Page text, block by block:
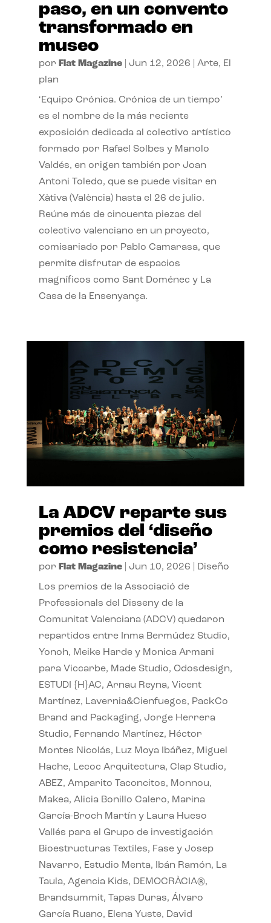
paso, en un convento
transformado en
museo
por Flat Magazine| Jun 12, 2026 Arte, El
plan
‘Equipo Crónica. Crónica de un tiempo’
es el nombre de la más reciente
exposición dedicada al colectivo artístico
formado por Rafael Solbes y Manolo
Valdés, en origen también por Joan
Antoni Toledo, que se puede visitar en
Xàtiva (València) hasta el 26 de julio.
Reúne más de cincuenta piezas del
colectivo valenciano en un proyecto,
comisariado por Pablo Camarasa, que
permite disfrutar de espacios
magníficos como Sant Doménec y La
Casa de la Ensenyança.
La ADCV reparte sus
premios del ‘diseño
como resistencia’
por Flat Magazine| Jun 10, 2026 Diseño
Los premios de la Associació de
Professionals del Disseny de la
Comunitat Valenciana (ADCV) quedaron
repartidos entre Inma Bermúdez Studio,
Yonoh, Meike Harde y Monica Armani
para Viccarbe, Made Studio, Odosdesign,
ESTUDI {H}AC, Arnau Reyna, Vicent
Martínez, Lavernia&Cienfuegos, PackCo
Brand and Packaging, Jorge Herrera
Studio, Fernando Martínez, Héctor
Montes Nicolás, Luz Moya Ibáñez, Miguel
Hache, Lecoc Arquitectura, Clap Studio,
ABEZ, Amparito Taconcitos, Monnou,
Makea, Alicia Bonillo Calero, Marina
García-Broch Martín y Laura Hueso
Vallés para el Grupo de investigación
Bioestructuras Textiles, Fase y Josep
Navarro, Estudio Menta, Ibán Ramón, La
Taula, Agencia Kids, DEMOCRÀCIA®,
Brandsummit, Tapas Duras, Álvaro
García Ruano, Elena Yuste, David